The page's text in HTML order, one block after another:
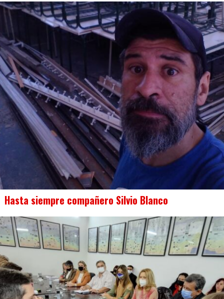
Hasta siempre compañero Silvio Blanco